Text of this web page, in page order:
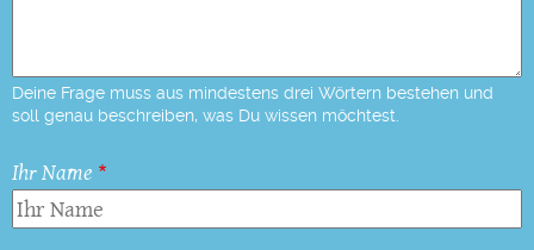
Deine Frage muss aus mindestens drei Wörtern bestehen und
soll genau beschreiben, was Du wissen möchtest.
Ihr Name